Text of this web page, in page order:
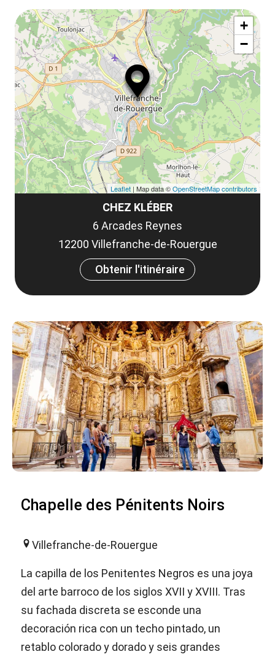
ou
CHEZ KLÉBER
6 Arcades Reynes
12200 Villefranche-de-Rouergue
Obtenir l'itinéraire
+
−
Leaflet | Map data ©OpenStreetMap contributors
Chapelle des Pénitents Noirs
Villefranche-de-Rouergue
La capilla de los Penitentes Negros es una joya
del arte barroco de los siglos XVII y XVIII. Tras
su fachada discreta se esconde una
decoración rica con un techo pintado, un
retablo colorado y dorado y seis grandes